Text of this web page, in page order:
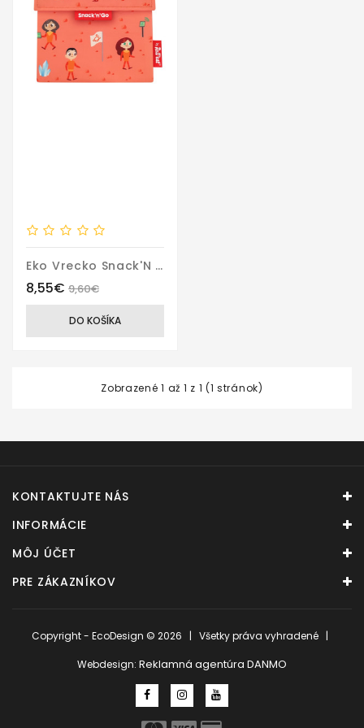
Eko Vrecko Snack'N Go Kids Space
8,55€ 9,60€
DO KOŠÍKA
Zobrazené 1 až 1 z 1 (1 stránok)
KONTAKTUJTE NÁS
INFORMÁCIE
MÔJ ÚČET
PRE ZÁKAZNÍKOV
Copyright - EcoDesign © 2026 | Všetky práva vyhradené |
Webdesign: Reklamná agentúra DANMO